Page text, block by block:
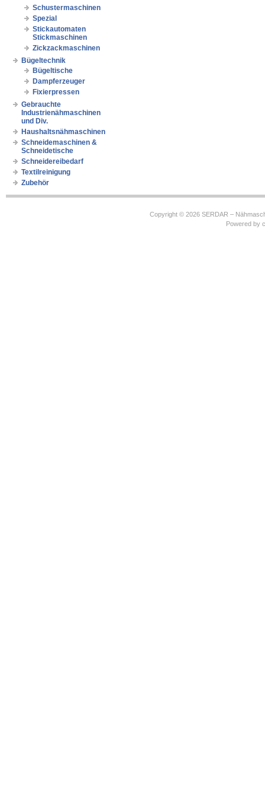
Schustermaschinen
Spezial
Stickautomaten
Stickmaschinen
Zickzackmaschinen
Bügeltechnik
Bügeltische
Dampferzeuger
Fixierpressen
Gebrauchte
Industrienähmaschinen
und Div.
Haushaltsnähmaschinen
Schneidemaschinen &
Schneidetische
Schneidereibedarf
Textilreinigung
Zubehör
Copyright © 2026 SERDAR –
Powered by